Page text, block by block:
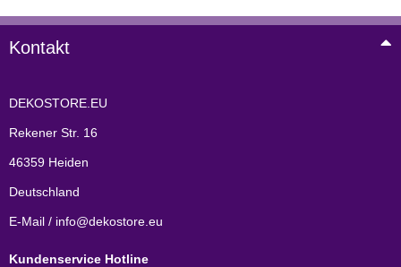
Kontakt
DEKOSTORE.EU
Rekener Str. 16
46359 Heiden
Deutschland
E-Mail / info@dekostore.eu
Kundenservice Hotline